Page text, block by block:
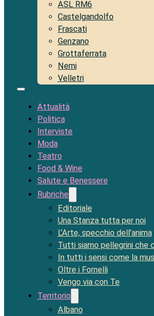
ASL RM6
Castelgandolfo
Frascati
Genzano
Grottaferrata
Nemi
Velletri
Attualità
Politica
Interviste
Moda
Teatro
Food & Wine
Salute e Benessere
Rubriche
Editoriale
Una Stanza tutta per noi
L’Arte, specchio dell’anima
Tutti siamo pellegrini che
In tutti i sensi come la
Oltre i Fornelli
Vengo via con Te
Territorio
Albano